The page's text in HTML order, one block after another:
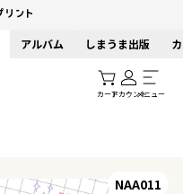
アルバム しまうま出版
カートアカウントメニュー
NAA011